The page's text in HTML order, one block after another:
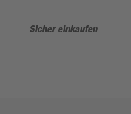
Sicher einkaufen